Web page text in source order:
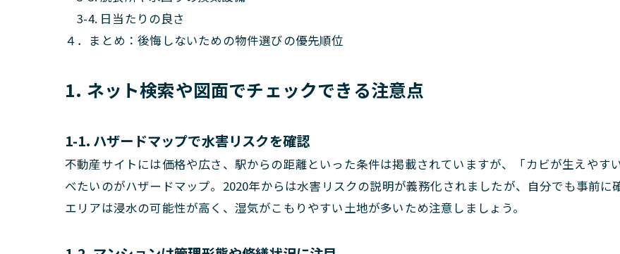
3-4. 日当たりの良さ
４．まとめ：後悔しないための物件選びの優先順位
1. ネット検索や図面でチェックできる注意点
1-1. ハザードマップで水害リスクを確認
不動産サイトには価格や広さ、駅からの距離といった条件は掲載されていますが、「カビが生えやす
べたいのがハザードマップ。2020年からは水害リスクの説明が義務化されましたが、自分でも事前
エリアは浸水の可能性が高く、湿気がこもりやすい土地が多いため注意しましょう。